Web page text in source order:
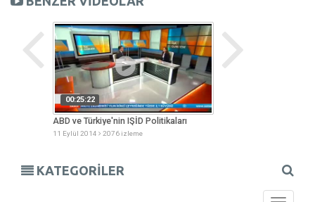
00:25:22
ABD ve Türkiye'nin IŞİD Politikaları
11 Eylül 2014 2076 izleme
KATEGORİLER